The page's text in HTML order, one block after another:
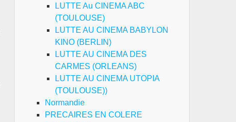
LUTTE Au CINEMA ABC
(TOULOUSE)
LUTTE AU CINEMA BABYLON
KINO (BERLIN)
LUTTE AU CINEMA DES
CARMES (ORLEANS)
LUTTE AU CINEMA UTOPIA
(TOULOUSE))
Normandie
PRECAIRES EN COLERE